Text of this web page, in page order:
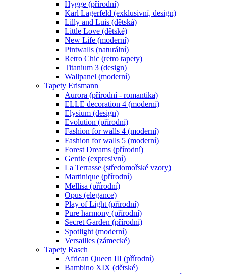
Hygge (přírodní)
Karl Lagerfeld (exklusivní, design)
Lilly and Luis (dětská)
Little Love (dětské)
New Life (moderní)
Pintwalls (naturální)
Retro Chic (retro tapety)
Titanium 3 (design)
Wallpanel (moderní)
Tapety Erismann
Aurora (přírodní - romantika)
ELLE decoration 4 (moderní)
Elysium (design)
Evolution (přírodní)
Fashion for walls 4 (moderní)
Fashion for walls 5 (moderní)
Forest Dreams (přírodní)
Gentle (expresivní)
La Terrasse (středomořské vzory)
Martinique (přírodní)
Mellisa (přírodní)
Opus (elegance)
Play of Light (přírodní)
Pure harmony (přírodní)
Secret Garden (přírodní)
Spotlight (moderní)
Versailles (zámecké)
Tapety Rasch
African Queen III (přírodní)
Bambino XIX (dětské)